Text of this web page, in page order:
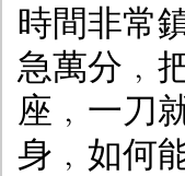
時間非常
急萬分﹐
座﹐一刀
身﹐如何